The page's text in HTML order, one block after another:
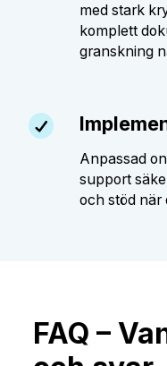
med stark
komplett
granskning
Anpassad
support
och stöd när
FAQ –